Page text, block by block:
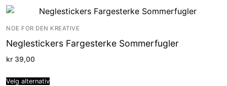
NOE FOR DEN KREATIVE
Neglestickers Fargesterke Sommerfugler
kr 39,00
Velg alternativ